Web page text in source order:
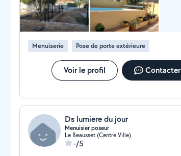
Menuiserie Pose de porte extérieure
Voir le profil Contacter
Ds lumiere du jour
Menuisier poseur
Le Beausset (Centre Ville)
-/5